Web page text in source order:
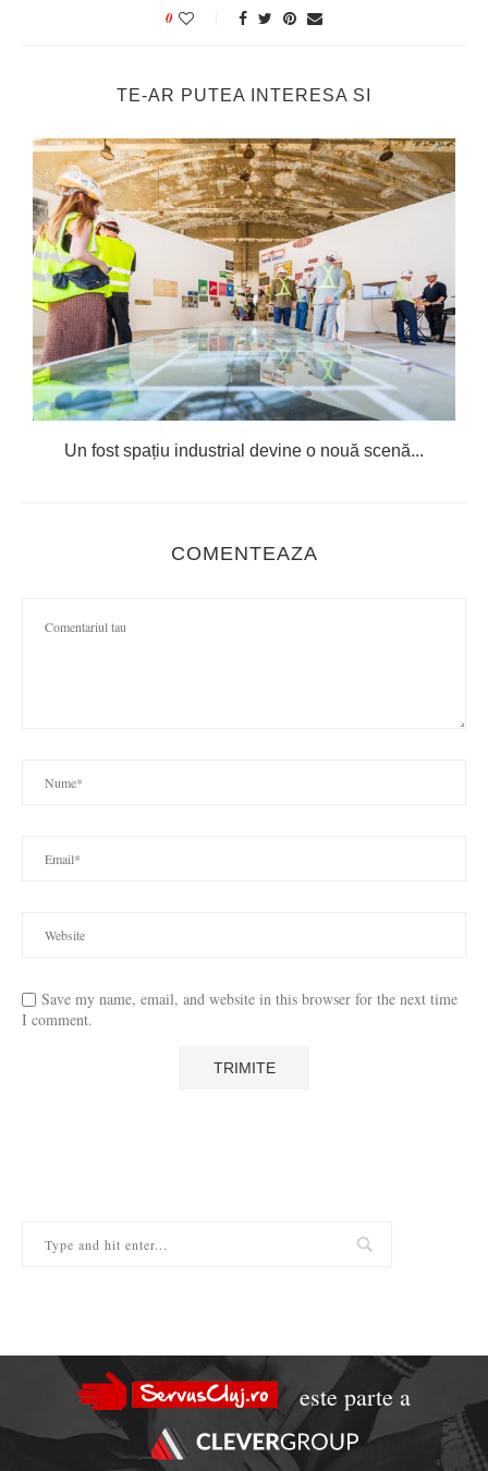
0
TE-AR PUTEA INTERESA SI
Un fost spațiu industrial devine o nouă scenă...
COMENTEAZA
Save my name, email, and website in this browser for the next time
I comment.
este parte a